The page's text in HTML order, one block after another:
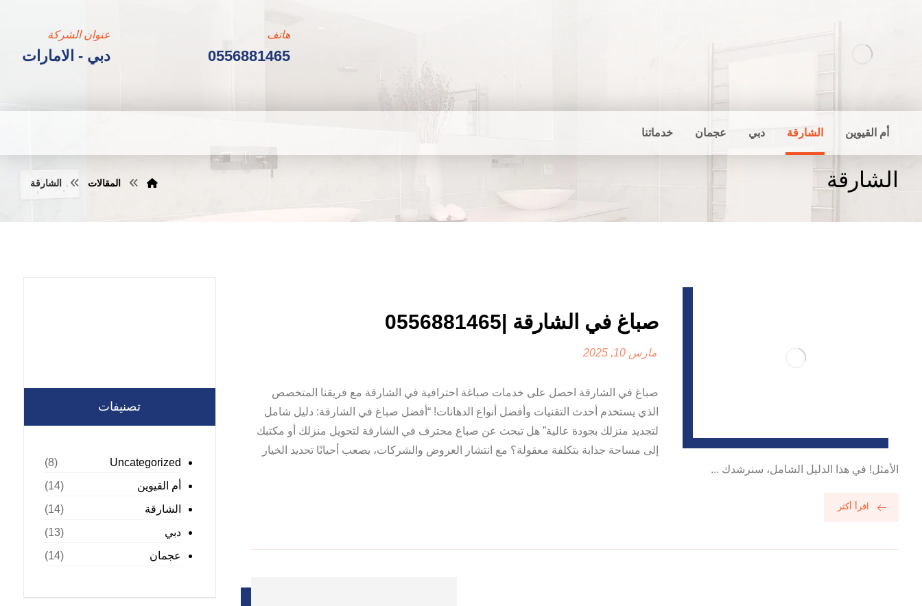
عنوان الشركة
دبي - الامارات
هاتف
0556881465
أم القيوين الشارقة دبي عجمان خدماتنا
الشارقة المقالات الشارقة
صباغ في الشارقة |0556881465
مارس 10, 2025
صباغ في الشارقة احصل على خدمات صباغة احترافية في الشارقة مع فريقنا المتخصص
الذي يستخدم أحدث التقنيات وأفضل أنواع الدهانات! “أفضل صباغ في الشارقة: دليل شامل
لتجديد منزلك بجودة عالية” هل تبحث عن صباغ محترف في الشارقة لتحويل منزلك أو مكتبك
إلى مساحة جذابة بتكلفة معقولة؟ مع انتشار العروض والشركات، يصعب أحيانًا تحديد الخيار
الأمثل! في هذا الدليل الشامل، سنرشدك ...
اقرأ أكثر
تصنيفات
Uncategorized
(8)
أم القيوين
(14)
الشارقة
(14)
دبي
(13)
عجمان
(14)